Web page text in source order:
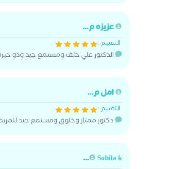
عزيزه م...
التقييم :
الدكتور علي خلف ومستمع جيد وذو
امل م...
التقييم :
دكتور ممتاز وخلوق ومستمع جيد
Sohila k...